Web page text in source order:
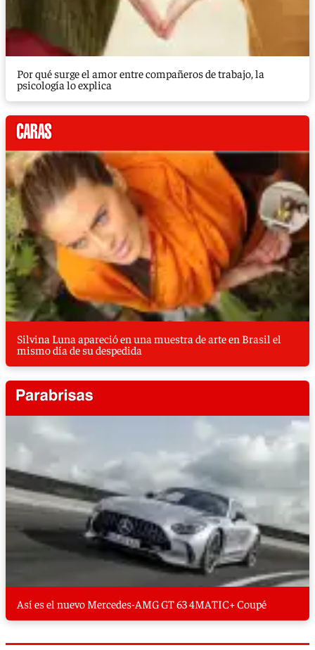
Por qué surge el amor entre compañeros de trabajo, la
psicología lo explica
Silvina Luna apareció en una muestra de arte en Brasil el
mismo día de su despedida
Así es el nuevo Mercedes-AMG GT 63 4MATIC+ Coupé